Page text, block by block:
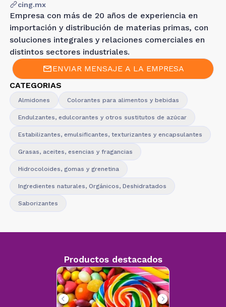
cing.mx
Empresa con más de 20 años de experiencia en
importación y distribución de materias primas, con
soluciones integrales y relaciones comerciales en
distintos sectores industriales.
ENVIAR MENSAJE A LA EMPRESA
CATEGORIAS
Almidones Colorantes para alimentos y bebidas
Endulzantes, edulcorantes y otros sustitutos de azúcar
Estabilizantes, emulsificantes, texturizantes y encapsulantes
Grasas, aceites, esencias y fragancias
Hidrocoloides, gomas y grenetina
Ingredientes naturales, Orgánicos, Deshidratados
Saborizantes
Productos destacados